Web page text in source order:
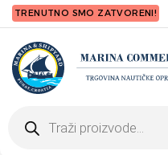
TRENUTNO SMO ZATVORENI!
search